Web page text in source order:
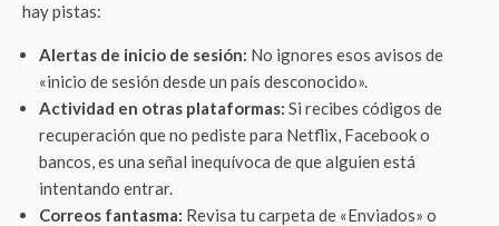
hay pistas:
Alertas de inicio de sesión: No ignores esos avisos de
«inicio de sesión desde un país desconocido».
Actividad en otras plataformas: Si recibes códigos de
recuperación que no pediste para Netflix, Facebook o
bancos, es una señal inequívoca de que alguien está
intentando entrar.
Correos fantasma: Revisa tu carpeta de «Enviados» o